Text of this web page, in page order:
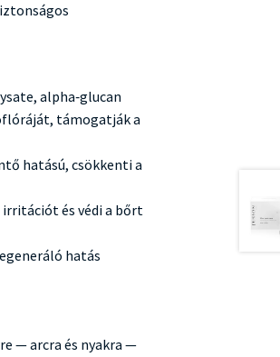
alpha‑glucan
támogatják a
hatású, csökkenti a
és védi a bőrt
hatás
— arcra és nyakra —